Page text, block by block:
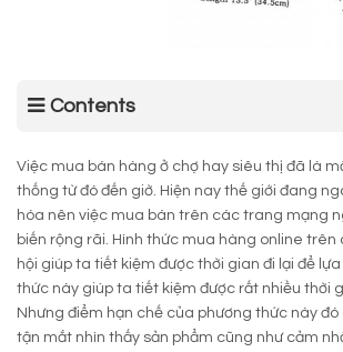
Contents
Việc mua bán hàng ở chợ hay siêu thị đã là
thống từ đó đến giờ. Hiện nay thế giới đang
hóa nên việc mua bán trên các trang mạng
biến rộng rãi. Hình thức mua hàng online
hội giúp ta tiết kiệm được thời gian đi lại để
thức này giúp ta tiết kiệm được rất nhiều thời
Nhưng điểm hạn chế của phương thức này
tận mắt nhìn thấy sản phẩm cũng như cảm